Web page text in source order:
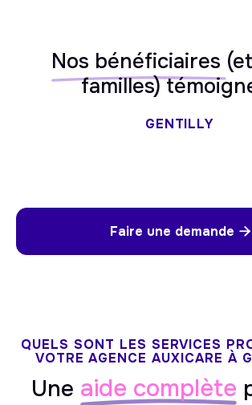
Nos bénéficiaires
familles)
GENTILLY
Faire une demande 
QUELS SONT LES SERVICES
VOTRE AGENCE AUXICARE À
Une aide complète